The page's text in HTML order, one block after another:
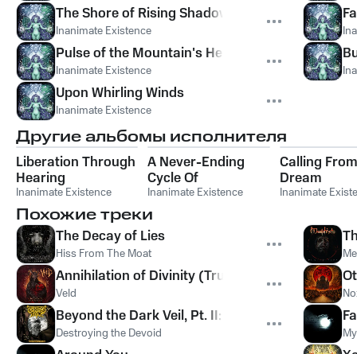
The Shore of Rising Shadows
Inanimate Existence
Pulse of the Mountain's Heart
Inanimate Existence
Upon Whirling Winds
Inanimate Existence
Другие альбомы исполнителя
Liberation Through
Hearing
Inanimate Existence
A Never-Ending
Cycle Of
Atonement
Inanimate Existence
Calling
Dream
Inanimate
Похожие треки
The Decay of Lies
Hiss From The Moat
Annihilation of Divinity (Trust Upon Ignorance)
Veld
Beyond the Dark Veil, Pt. II: Into the Darkness
Destroying the Devoid